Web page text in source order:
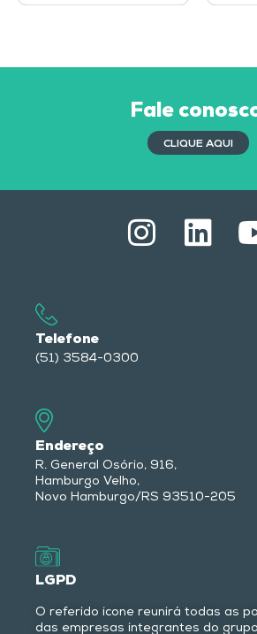
Fale
CLIQUE AQUI
Telefone
(51) 3584-0300
Endereço
R. General Osório, 916,
Hamburgo Velho,
Novo Hamburgo/RS 93510-205
LGPD
O referido ícone reunirá todas as
das empresas integrantes do